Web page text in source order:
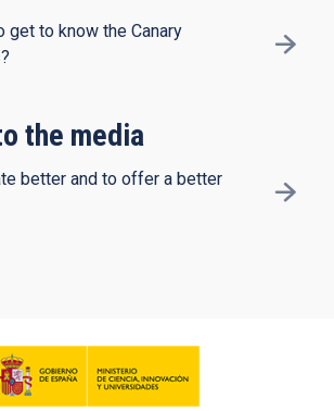
get to know the Canary
the media
better and to offer a better